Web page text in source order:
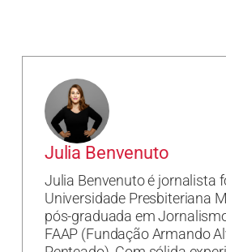
Julia Benvenuto
Julia Benvenuto é jornalista
Universidade Presbiteriana
pós-graduada em
FAAP (Fundação Armando